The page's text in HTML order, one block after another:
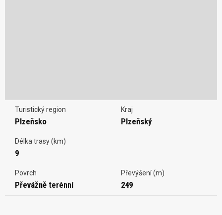
Turistický region
Plzeňsko
Kraj
Plzeňský
Délka trasy (km)
9
Povrch
Převážně terénní
Převýšení (m)
249